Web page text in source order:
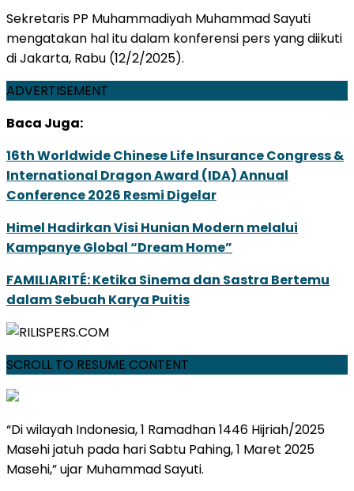
Sekretaris PP Muhammadiyah Muhammad Sayuti
mengatakan hal itu dalam konferensi pers yang diikuti
di Jakarta, Rabu (12/2/2025).
ADVERTISEMENT
Baca Juga:
16th Worldwide Chinese Life Insurance Congress &
International Dragon Award (IDA) Annual
Conference 2026 Resmi Digelar
Himel Hadirkan Visi Hunian Modern melalui
Kampanye Global “Dream Home”
FAMILIARITÉ: Ketika Sinema dan Sastra Bertemu
dalam Sebuah Karya Puitis
SCROLL TO RESUME CONTENT
“Di wilayah Indonesia, 1 Ramadhan 1446 Hijriah/2025
Masehi jatuh pada hari Sabtu Pahing, 1 Maret 2025
Masehi,” ujar Muhammad Sayuti.